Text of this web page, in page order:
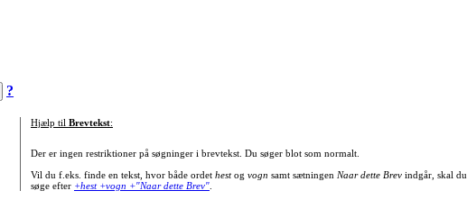
?
Hjælp til Brevtekst:
Der er ingen restriktioner på søgninger i brevtekst. Du søger blot som normalt.
Vil du f.eks. finde en tekst, hvor både ordet hestog vogn samt sætningen Naar dette Brevindgår, skal du
søge efter +hest +vogn +"Naar dette Brev".